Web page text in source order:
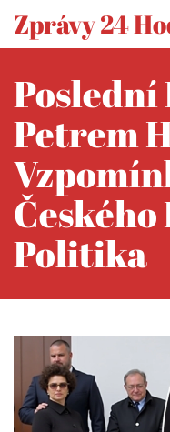
Zprávy 24
Poslední
Petrem
Politika